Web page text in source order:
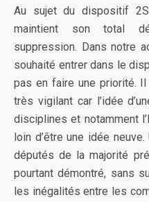
Au sujet du dispositif
maintient son total
suppression. Dans notre
souhaité entrer dans le
pas en faire une priorité.
très vigilant car l’idée
disciplines et notamment
loin d’être une idée
députés de la majorité
pourtant démontré, sans
les inégalités entre les